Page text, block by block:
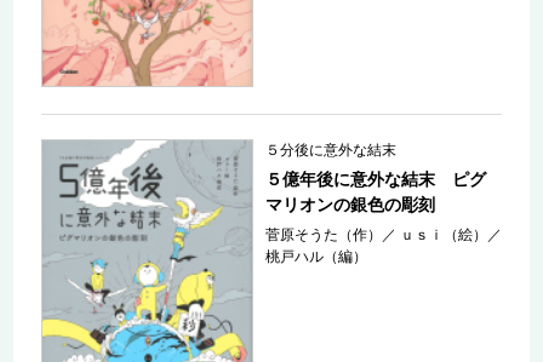
５分後に意外な結末
５億年後に意外な結末 ピグ
マリオンの銀色の彫刻
菅原そうた（作） ／ ｕｓｉ（絵）
／
桃戸ハル（編）